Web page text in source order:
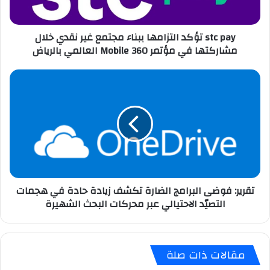
خلال
مشاركتها
Mobile
stc pay تؤكد التزامها ببناء مجتمع غير نقدي خلال
مشاركتها في مؤتمر Mobile 360 العالمي بالرياض
تقرير:
هجمات
التصيّد
الشهيرة
تقرير: فوضى البرامج الضارة تكشف زيادة حادة في هجمات
التصيّد الاحتيالي عبر محركات البحث الشهيرة
مقالات ذات صلة